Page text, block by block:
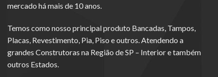
mercado há mais de 10 anos.
Temos como nosso principal produto Bancadas, Tampos,
Placas, Revestimento, Pia, Piso e outros. Atendendo a
grandes Construtoras na Região de SP – Interior e também
outros Estados.